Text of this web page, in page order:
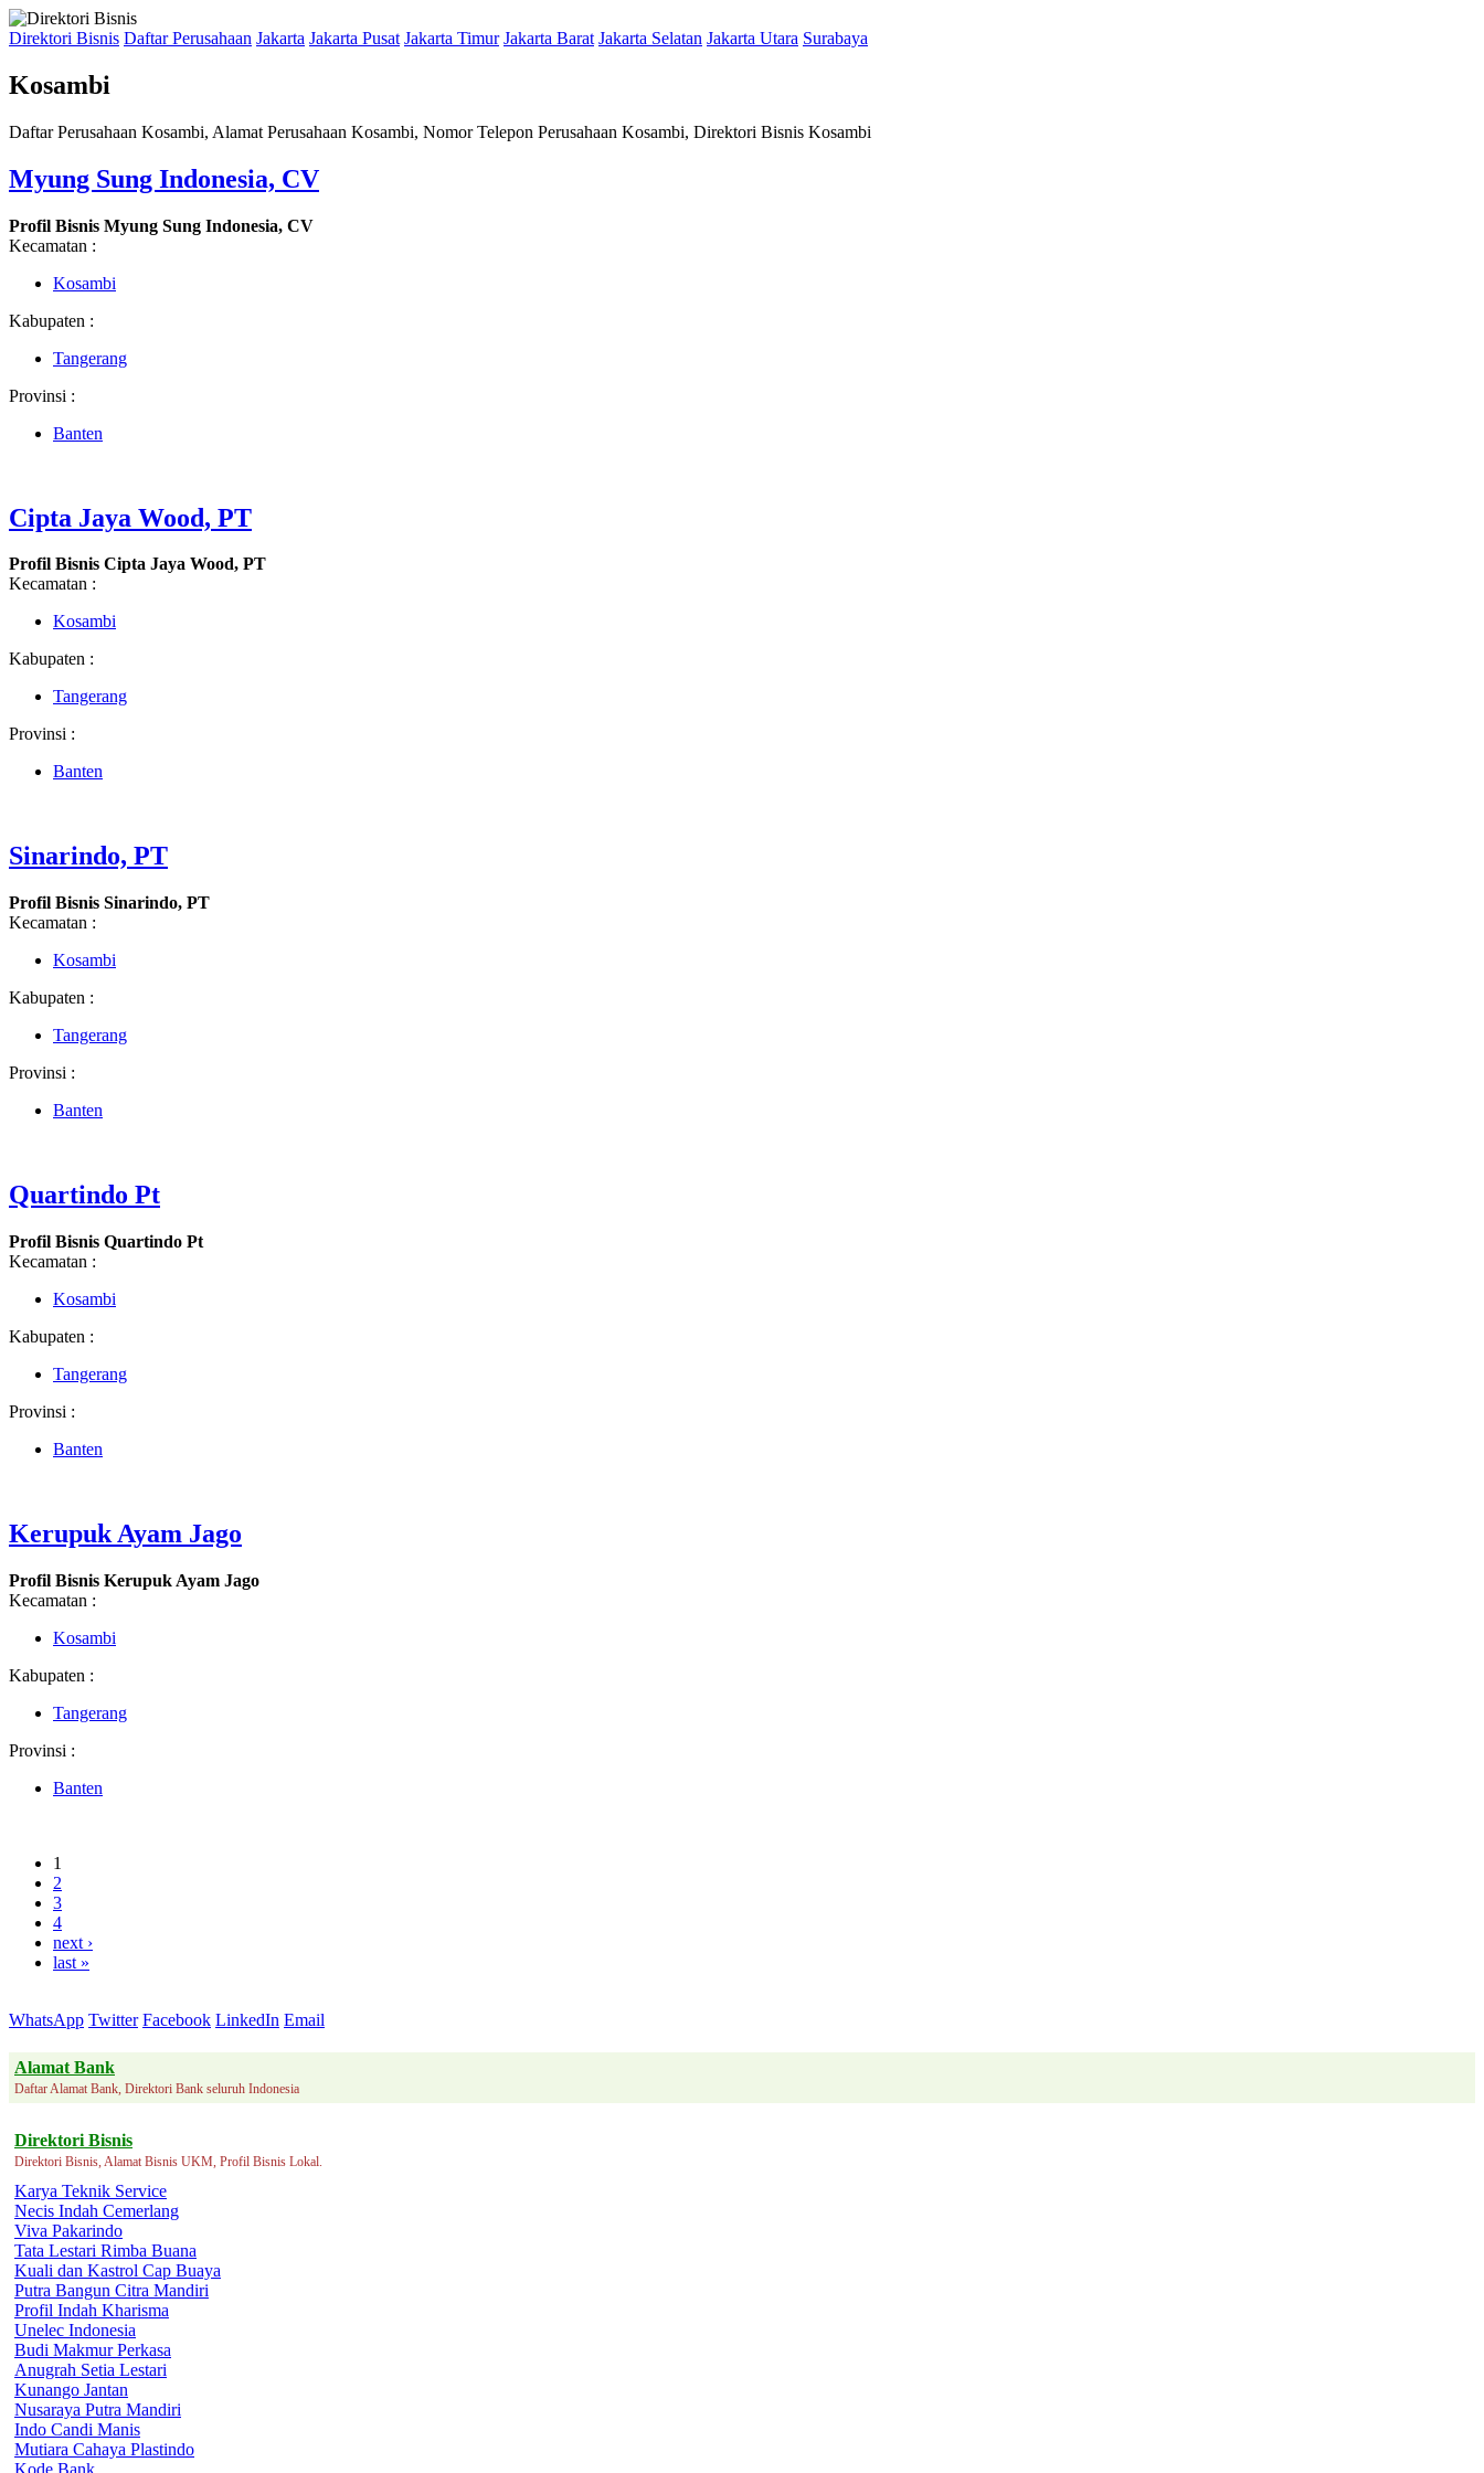
Direktori Bisnis Daftar Perusahaan Jakarta Jakarta Pusat Jakarta Timur Jakarta Barat Jakarta Selatan Jakarta Utara Surabaya
Kosambi
Daftar Perusahaan Kosambi, Alamat Perusahaan Kosambi, Nomor Telepon Perusahaan Kosambi, Direktori Bisnis Kosambi
Myung Sung Indonesia, CV
Profil Bisnis Myung Sung Indonesia, CV
Kecamatan :
Kosambi
Kabupaten :
Tangerang
Provinsi :
Banten
Cipta Jaya Wood, PT
Profil Bisnis Cipta Jaya Wood, PT
Kecamatan :
Kosambi
Kabupaten :
Tangerang
Provinsi :
Banten
Sinarindo, PT
Profil Bisnis Sinarindo, PT
Kecamatan :
Kosambi
Kabupaten :
Tangerang
Provinsi :
Banten
Quartindo Pt
Profil Bisnis Quartindo Pt
Kecamatan :
Kosambi
Kabupaten :
Tangerang
Provinsi :
Banten
Kerupuk Ayam Jago
Profil Bisnis Kerupuk Ayam Jago
Kecamatan :
Kosambi
Kabupaten :
Tangerang
Provinsi :
Banten
1
2
3
4
next ›
last »
WhatsApp Twitter Facebook LinkedIn Email
Alamat Bank
Daftar Alamat Bank, Direktori Bank seluruh Indonesia
Direktori Bisnis
Direktori Bisnis, Alamat Bisnis UKM, Profil Bisnis Lokal.
Karya Teknik Service
Necis Indah Cemerlang
Viva Pakarindo
Tata Lestari Rimba Buana
Kuali dan Kastrol Cap Buaya
Putra Bangun Citra Mandiri
Profil Indah Kharisma
Unelec Indonesia
Budi Makmur Perkasa
Anugrah Setia Lestari
Kunango Jantan
Nusaraya Putra Mandiri
Indo Candi Manis
Mutiara Cahaya Plastindo
Kode Bank